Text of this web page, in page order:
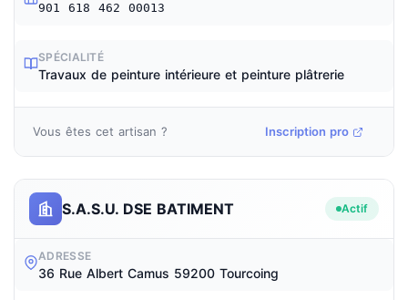
901 618 462 00013
SPÉCIALITÉ
Travaux de peinture intérieure et peinture plâtrerie
Vous êtes cet artisan ? Inscription pro
S.A.S.U. DSE BATIMENT Actif
ADRESSE
36 Rue Albert Camus 59200 Tourcoing